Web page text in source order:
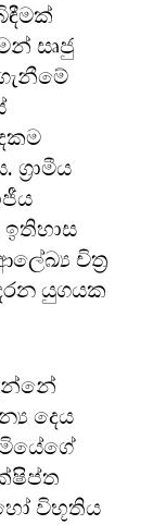
සෘජු
චිත්‍ර
යුගයක
දෙය
විභූතිය